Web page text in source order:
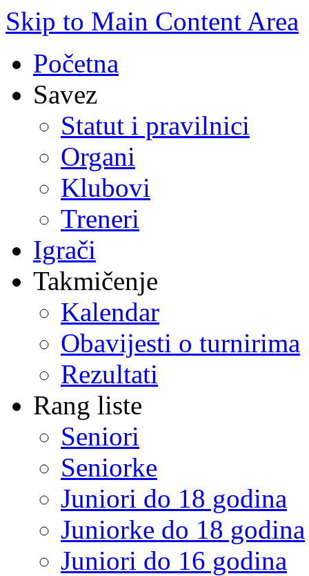
Skip to Main Content Area
Početna
Savez
Statut i pravilnici
Organi
Klubovi
Treneri
Igrači
Takmičenje
Kalendar
Obavijesti o turnirima
Rezultati
Rang liste
Seniori
Seniorke
Juniori do 18 godina
Juniorke do 18 godina
Juniori do 16 godina